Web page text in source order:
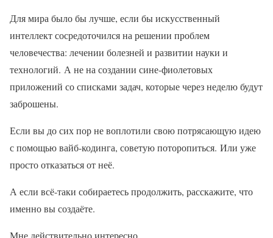
Для мира было бы лучше, если бы искусственный
интеллект сосредоточился на решении проблем
человечества: лечении болезней и развитии науки и
технологий. А не на создании сине-фиолетовых
приложений со списками задач, которые через неделю будут
заброшены.
Если вы до сих пор не воплотили свою потрясающую идею
с помощью вайб-кодинга, советую поторопиться. Или уже
просто отказаться от неё.
А если всё-таки собираетесь продолжить, расскажите, что
именно вы создаёте.
Мне действительно интересно.